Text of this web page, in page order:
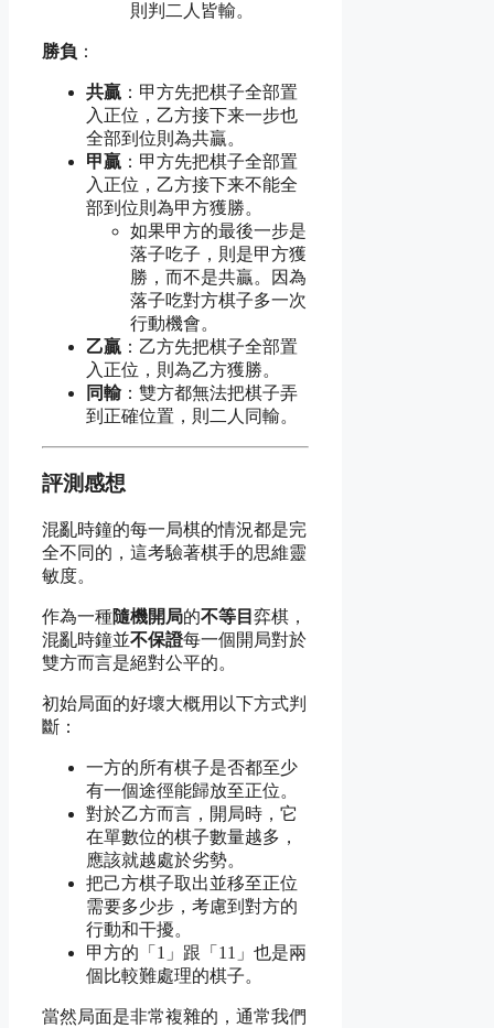
則判二人皆輸。
勝負 ：
共贏 ：甲方先把棋子全部置
入正位，乙方接下来一步也
全部到位則為共贏。
甲贏 ：甲方先把棋子全部置
入正位，乙方接下来不能全
部到位則為甲方獲勝。
如果甲方的最後一步是
落子吃子，則是甲方獲
勝，而不是共贏。因為
落子吃對方棋子多一次
行動機會。
乙贏 ：乙方先把棋子全部置
入正位，則為乙方獲勝。
同輸：雙方都無法把棋子弄
到正確位置，則二人同輸。
評測感想
混亂時鐘的每一局棋的情況都是完
全不同的，這考驗著棋手的思維靈
敏度。
作為一種隨機開局的不等目 弈棋，
混亂時鐘並不保證每一個開局對於
雙方而言是絕對公平的。
初始局面的好壞大概用以下方式判
斷：
一方的所有棋子是否都至少
有一個途徑能歸放至正位。
對於乙方而言，開局時，它
在單數位的棋子數量越多，
應該就越處於劣勢。
把己方棋子取出並移至正位
需要多少步，考慮到對方的
行動和干擾。
甲方的「1」跟「11」也是兩
個比較難處理的棋子。
當然局面是非常複雜的，通常我們